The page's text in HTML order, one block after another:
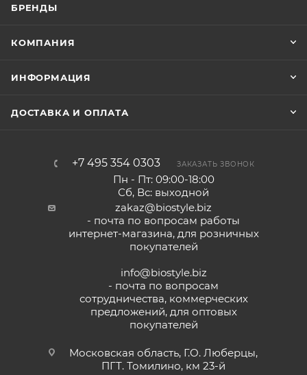
БРЕНДЫ
КОМПАНИЯ
ИНФОРМАЦИЯ
ДОСТАВКА И ОПЛАТА
+7 495 354 0303 ЗАКАЗАТЬ ЗВОНОК
Пн - Пт: 09:00-18:00
Сб, Вс: выходной
zakaz@biostyle.biz
- почта по вопросам работы
интернет-магазина, для розничных
покупателей
info@biostyle.biz
- почта по вопросам
сотрудничества, коммерческих
предложений, для оптовых
покупателей
Московская область, Г.О. Люберцы,
ПГТ. Томилино, км 23-й